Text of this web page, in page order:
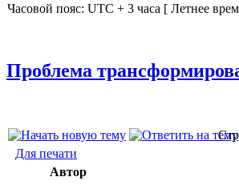
Часовой пояс: UTC + 3 часа [ Летнее
Проблема
Для печати
Автор